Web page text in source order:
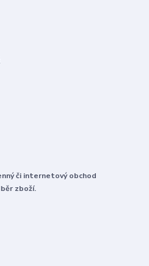
či internetový obchod
zboží.